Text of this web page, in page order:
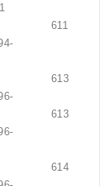
611
613
613
614